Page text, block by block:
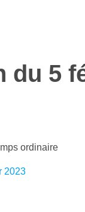
du 5
ordinaire
2023